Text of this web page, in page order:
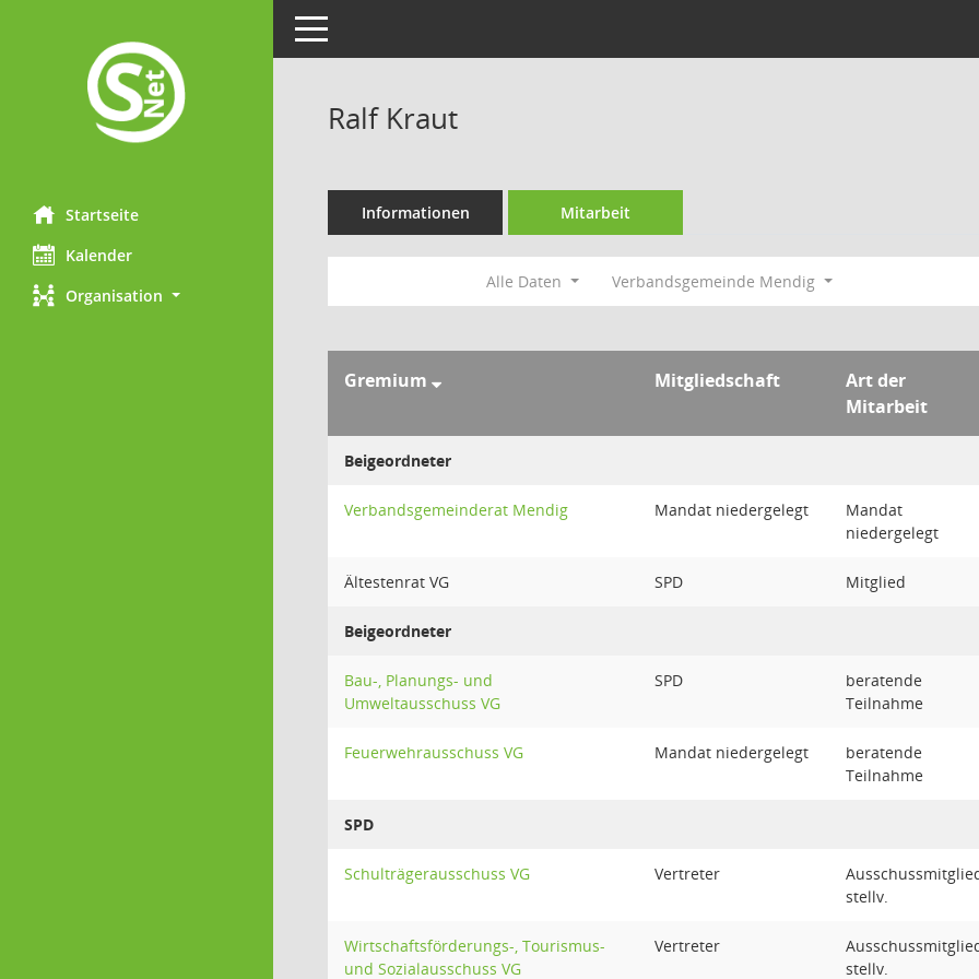
Startseite
Kalender
Organisation
Toggle navigation
Ralf Kraut
Informationen Mitarbeit
Alle Daten Verbandsgemeinde Mendig
Gremium Mitgliedschaft
Art der
Mitarbeit
Beigeordneter
Verbandsgemeinderat Mendig Mandat niedergelegt
Mandat
niedergelegt
Ältestenrat VG SPD Mitglied
Beigeordneter
Bau-, Planungs- und
Umweltausschuss VG
SPD
beratende
Teilnahme
Feuerwehrausschuss VG Mandat niedergelegt
beratende
Teilnahme
SPD
Schulträgerausschuss VG Vertreter
stellv.
Wirtschaftsförderungs-, Tourismus-
und Sozialausschuss VG
Vertreter
stellv.